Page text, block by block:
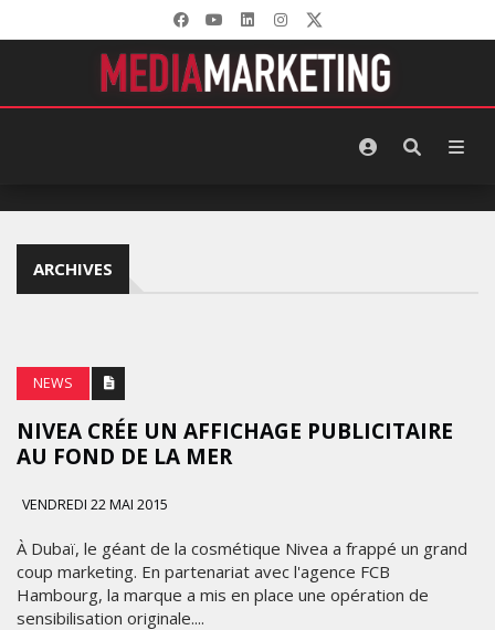
ARCHIVES
NEWS
NIVEA CRÉE UN AFFICHAGE PUBLICITAIRE
AU FOND DE LA MER
VENDREDI 22 MAI 2015
À Dubaï, le géant de la cosmétique Nivea a frappé un grand
coup marketing. En partenariat avec l'agence FCB
Hambourg, la marque a mis en place une opération de
sensibilisation originale....